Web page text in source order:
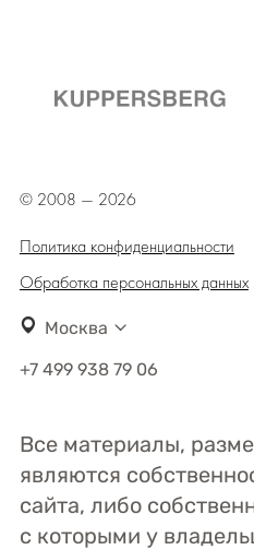
© 2008 — 2026
Политика конфиденциальности
Обработка персональных данных
Москва
+7 499 938 79 06
Все материалы,
являются
сайта, либо
с которыми у